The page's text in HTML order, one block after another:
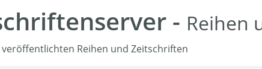
- Reihen
Reihen und Zeitschriften